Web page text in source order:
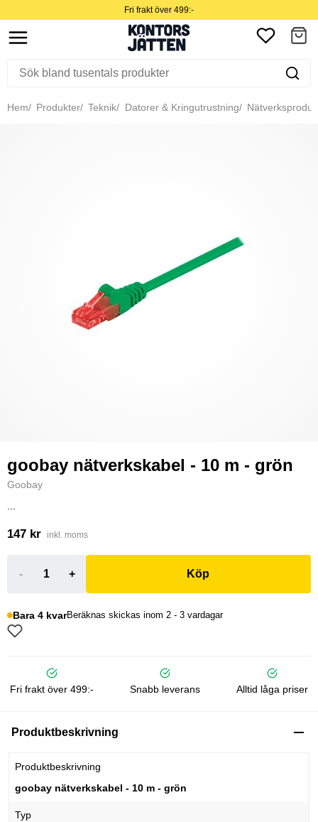
Fri frakt över 499:-
Hem Produkter Teknik Datorer & Kringutrustning
goobay nätverkskabel - 10 m - grön
Goobay
147 kr inkl. moms
- + Köp
Bara 4 kvarBeräknas skickas inom 2 - 3 vardagar
Fri frakt över 499:- Snabb leverans Alltid låga priser
Produktbeskrivning
Produktbeskrivning
goobay nätverkskabel - 10 m - grön
Typ